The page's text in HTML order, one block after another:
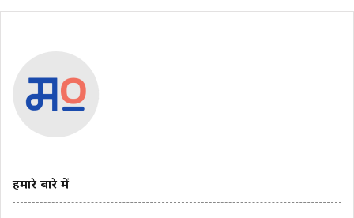
हमारे बारे में